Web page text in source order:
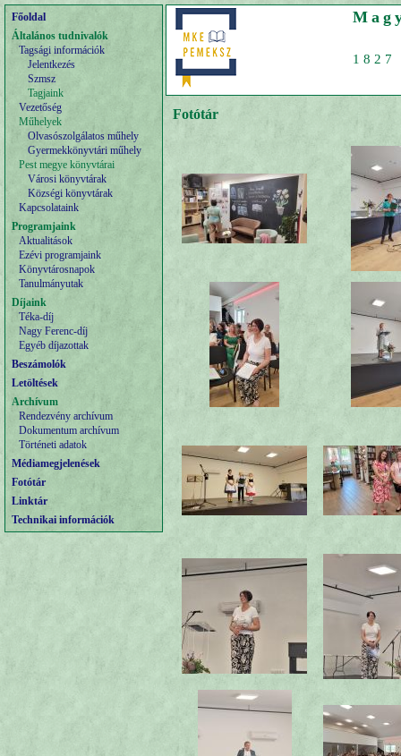
Főoldal
Általános tudnivalók
Tagsági információk
Jelentkezés
Szmsz
Tagjaink
Vezetőség
Műhelyek
Olvasószolgálatos műhely
Gyermekkönyvtári műhely
Pest megye könyvtárai
Városi könyvtárak
Községi könyvtárak
Kapcsolataink
Programjaink
Aktualitások
Ezévi programjaink
Könyvtárosnapok
Tanulmányutak
Díjaink
Téka-díj
Nagy Ferenc-díj
Egyéb díjazottak
Beszámolók
Letöltések
Archívum
Rendezvény archívum
Dokumentum archívum
Történeti adatok
Médiamegjelenések
Fotótár
Linktár
Technikai információk
Fotótár